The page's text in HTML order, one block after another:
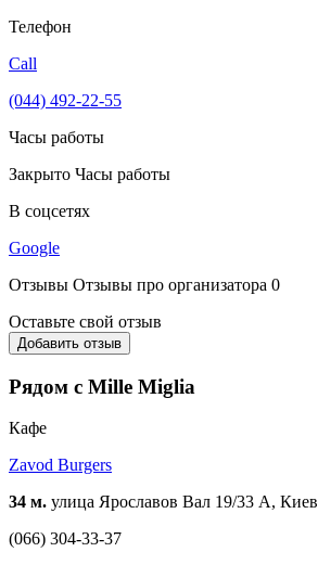
Телефон
Call
(044) 492-22-55
Часы работы
Закрыто Часы работы
В соцсетях
Google
Отзывы Отзывы про организатора 0
Оставьте свой отзыв
Добавить отзыв
Рядом с Mille Miglia
Кафе
Zavod Burgers
34 м. улица Ярославов Вал 19/33 А, Киев
(066) 304-33-37